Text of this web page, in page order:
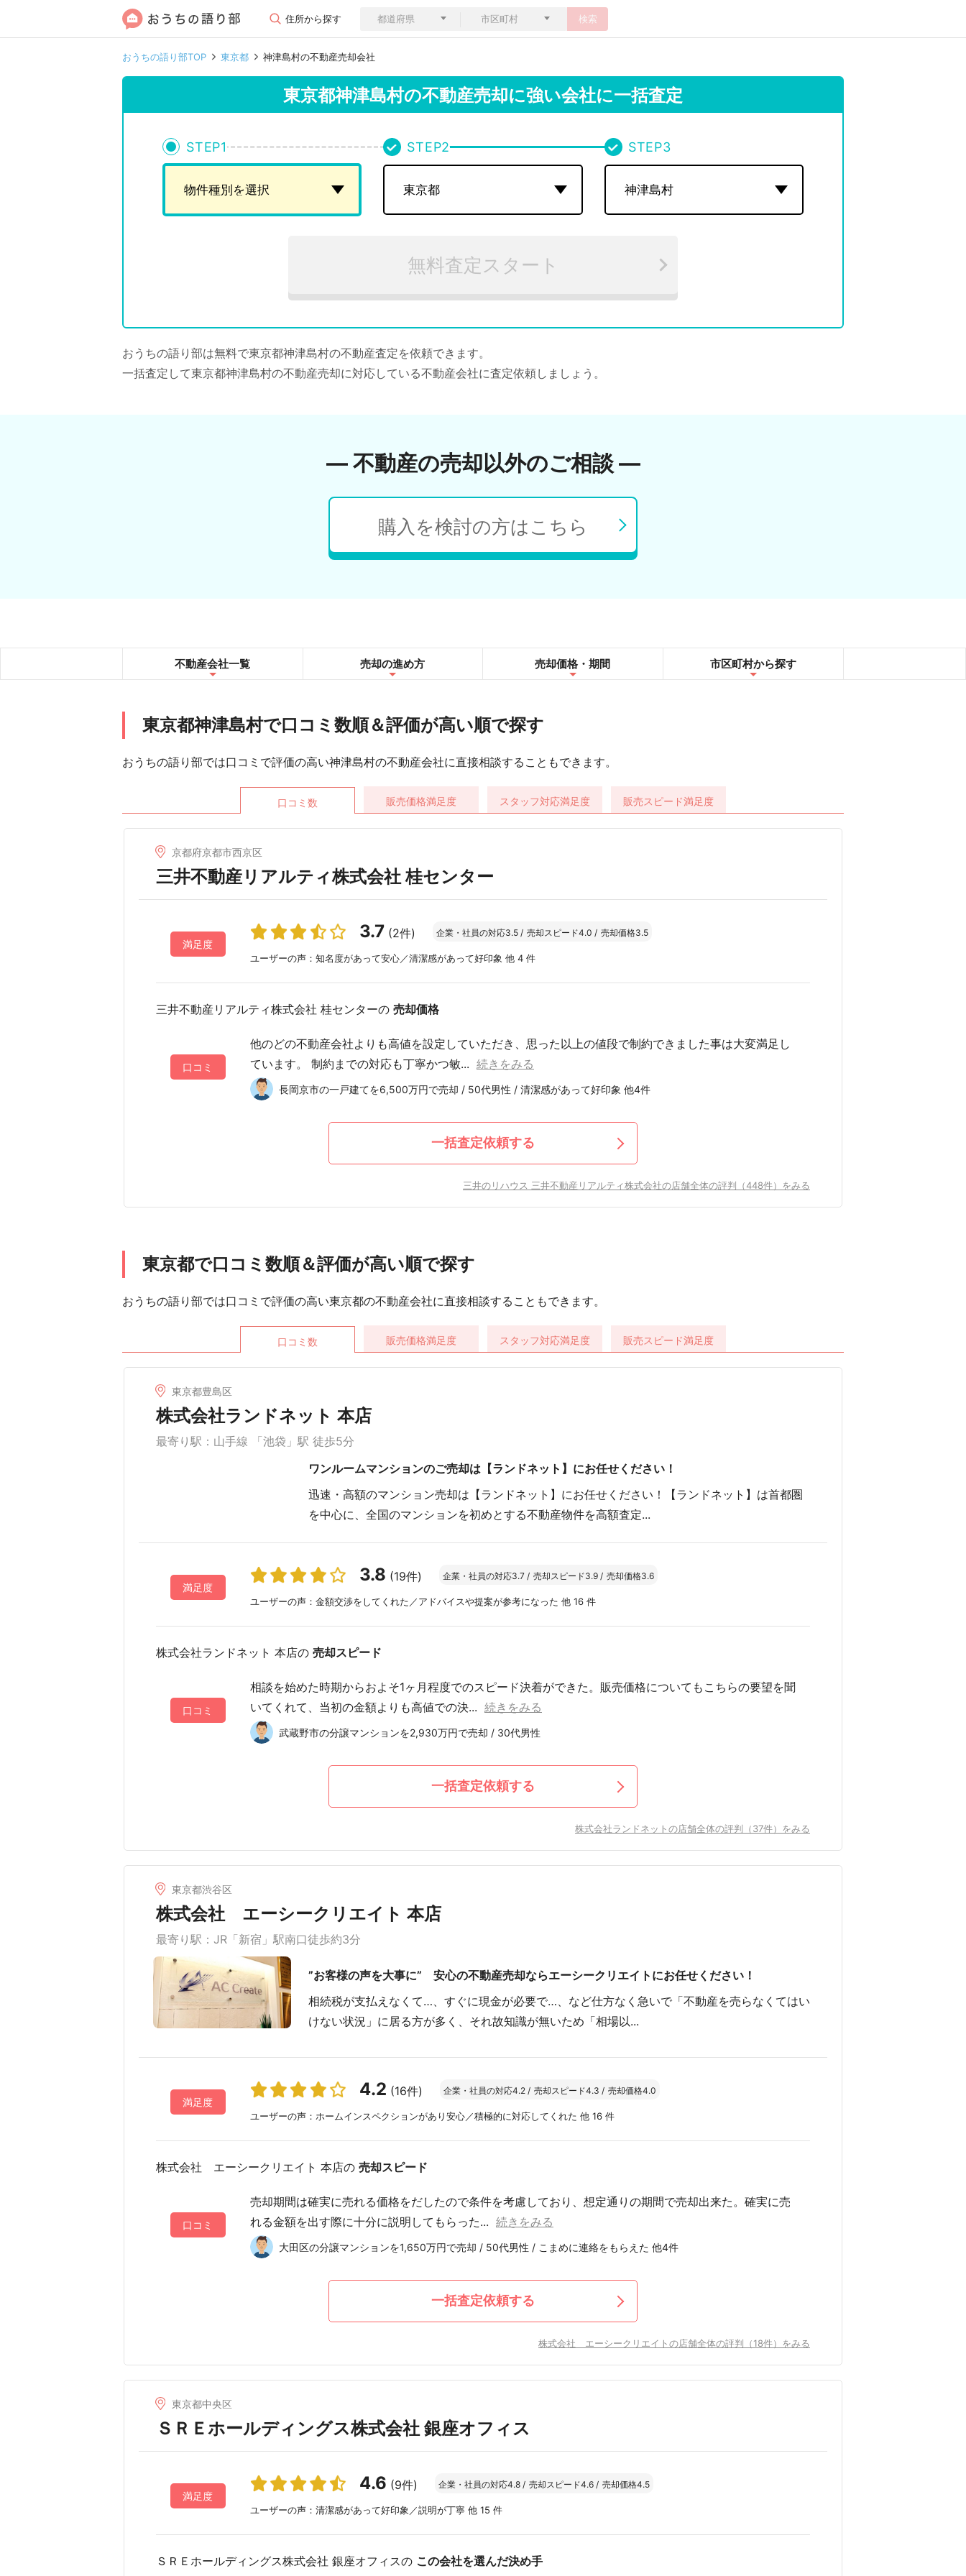
住所から探す 検索
おうちの語り部TOP 東京都 神津島村の不動産売却会社
東京都神津島村の不動産売却に強い会社に一括査定
STEP1 STEP2 STEP3
無料査定スタート
おうちの語り部は無料で東京都神津島村の不動産査定を依頼できます。
一括査定して東京都神津島村の不動産売却に対応している不動産会社に査定依頼しましょう。
― 不動産の売却以外のご相談 ―
購入を検討の方はこちら
不動産会社一覧 売却の進め方 売却価格・期間 市区町村から探す
東京都神津島村で口コミ数順＆評価が高い順で探す
おうちの語り部では口コミで評価の高い神津島村の不動産会社に直接相談することもできます。
口コミ数 販売価格満足度 スタッフ対応満足度 販売スピード満足度
京都府京都市西京区
三井不動産リアルティ株式会社 桂センター
満足度
3.7 (2件) 企業・社員の対応3.5 / 売却スピード4.0 / 売却価格3.5
ユーザーの声：知名度があって安心／清潔感があって好印象 他 4 件
三井不動産リアルティ株式会社 桂センターの 売却価格
口コミ
他のどの不動産会社よりも高値を設定していただき、思った以上の値段で制約できました事は大変満足し
ています。 制約までの対応も丁寧かつ敏... 続きをみる
長岡京市の一戸建てを6,500万円で売却 / 50代男性 / 清潔感があって好印象 他4件
一括査定依頼する
三井のリハウス 三井不動産リアルティ株式会社の店舗全体の評判（448件）をみる
東京都で口コミ数順＆評価が高い順で探す
おうちの語り部では口コミで評価の高い東京都の不動産会社に直接相談することもできます。
口コミ数 販売価格満足度 スタッフ対応満足度 販売スピード満足度
東京都豊島区
株式会社ランドネット 本店
最寄り駅：山手線 「池袋」駅 徒歩5分
ワンルームマンションのご売却は【ランドネット】にお任せください！
迅速・高額のマンション売却は【ランドネット】にお任せください！【ランドネット】は首都圏
を中心に、全国のマンションを初めとする不動産物件を高額査定...
満足度
3.8 (19件) 企業・社員の対応3.7 / 売却スピード3.9 / 売却価格3.6
ユーザーの声：金額交渉をしてくれた／アドバイスや提案が参考になった 他 16 件
株式会社ランドネット 本店の 売却スピード
口コミ
相談を始めた時期からおよそ1ヶ月程度でのスピード決着ができた。販売価格についてもこちらの要望を聞
いてくれて、当初の金額よりも高値での決... 続きをみる
武蔵野市の分譲マンションを2,930万円で売却 / 30代男性
一括査定依頼する
株式会社ランドネットの店舗全体の評判（37件）をみる
東京都渋谷区
株式会社 エーシークリエイト 本店
最寄り駅：JR「新宿」駅南口徒歩約3分
”お客様の声を大事に” 安心の不動産売却ならエーシークリエイトにお任せください！
相続税が支払えなくて…、すぐに現金が必要で…、など仕方なく急いで「不動産を売らなくてはい
けない状況」に居る方が多く、それ故知識が無いため「相場以...
満足度
4.2 (16件) 企業・社員の対応4.2 / 売却スピード4.3 / 売却価格4.0
ユーザーの声：ホームインスペクションがあり安心／積極的に対応してくれた 他 16 件
株式会社 エーシークリエイト 本店の 売却スピード
口コミ
売却期間は確実に売れる価格をだしたので条件を考慮しており、想定通りの期間で売却出来た。確実に売
れる金額を出す際に十分に説明してもらった... 続きをみる
大田区の分譲マンションを1,650万円で売却 / 50代男性 / こまめに連絡をもらえた 他4件
一括査定依頼する
株式会社 エーシークリエイトの店舗全体の評判（18件）をみる
東京都中央区
ＳＲＥホールディングス株式会社 銀座オフィス
満足度
4.6 (9件) 企業・社員の対応4.8 / 売却スピード4.6 / 売却価格4.5
ユーザーの声：清潔感があって好印象／説明が丁寧 他 15 件
ＳＲＥホールディングス株式会社 銀座オフィスの この会社を選んだ決め手